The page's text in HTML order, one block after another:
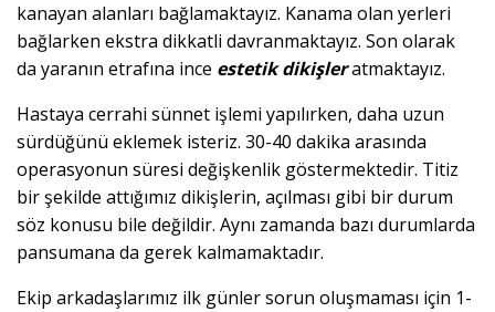
kanayan alanları bağlamaktayız. Kanama olan yerleri
bağlarken ekstra dikkatli davranmaktayız. Son olarak
da yaranın etrafına ince estetik dikişleratmaktayız.
Hastaya cerrahi sünnet işlemi yapılırken, daha uzun
sürdüğünü eklemek isteriz. 30-40 dakika arasında
operasyonun süresi değişkenlik göstermektedir. Titiz
bir şekilde attığımız dikişlerin, açılması gibi bir durum
söz konusu bile değildir. Aynı zamanda bazı durumlarda
pansumana da gerek kalmamaktadır.
Ekip arkadaşlarımız ilk günler sorun oluşmaması için 1-